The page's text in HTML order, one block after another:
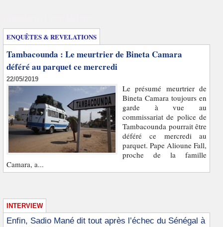
ENQUÊTES & REVELATIONS
Tambacounda : Le meurtrier de Bineta Camara
déféré au parquet ce mercredi
22/05/2019
Le présumé meurtrier de
Bineta Camara toujours en
garde à vue au
commissariat de police de
Tambacounda pourrait être
déféré ce mercredi au
parquet. Pape Alioune Fall,
proche de la famille
Camara, a...
INTERVIEW
Enfin, Sadio Mané dit tout après l’échec du Sénégal à